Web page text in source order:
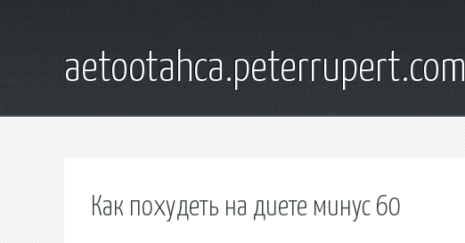
aetootahca.peterrupert.com
Как похудеть на диете минус 60